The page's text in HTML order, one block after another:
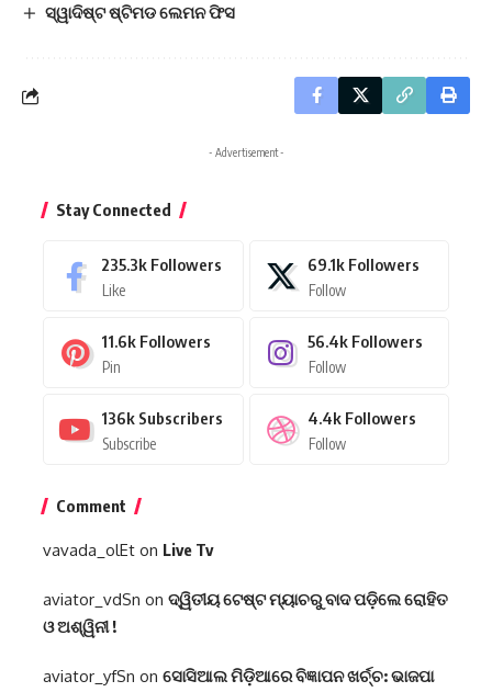
ସ୍ୱାଦିଷ୍ଟ ଷ୍ଟିମଡ ଲେମନ ଫିସ
- Advertisement -
Stay Connected
235.3k Followers
Like
69.1k Followers
Follow
11.6k Followers
Pin
56.4k Followers
Follow
136k Subscribers
Subscribe
4.4k Followers
Follow
Comment
vavada_olEt on Live Tv
aviator_vdSn on ଦ୍ୱିତୀୟ ଟେଷ୍ଟ ମ୍ୟାଚରୁ ବାଦ ପଡ଼ିଲେ ରୋହିତ
ଓ ଅଶ୍ୱିନୀ !
aviator_yfSn on ସୋସିଆଲ ମିଡ଼ିଆରେ ବିଜ୍ଞାପନ ଖର୍ଚ୍ଚ: ଭାଜପା